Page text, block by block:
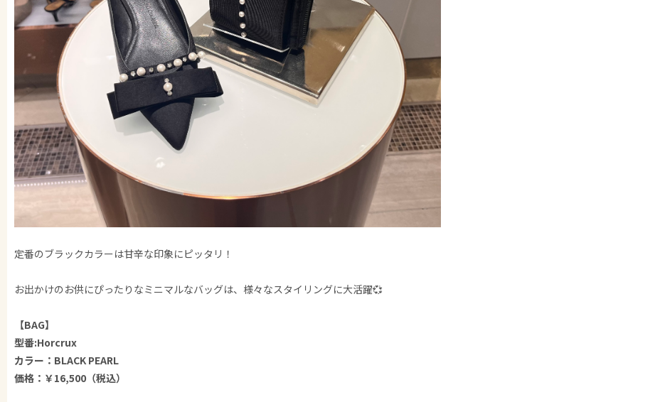
定番のブラックカラーは甘辛な印象にピッタリ！
お出かけのお供にぴったりなミニマルなバッグは、様々なスタイリングに大活躍💞
【BAG】
型番:Horcrux
カラー：BLACK PEARL
価格：￥16,500（税込）